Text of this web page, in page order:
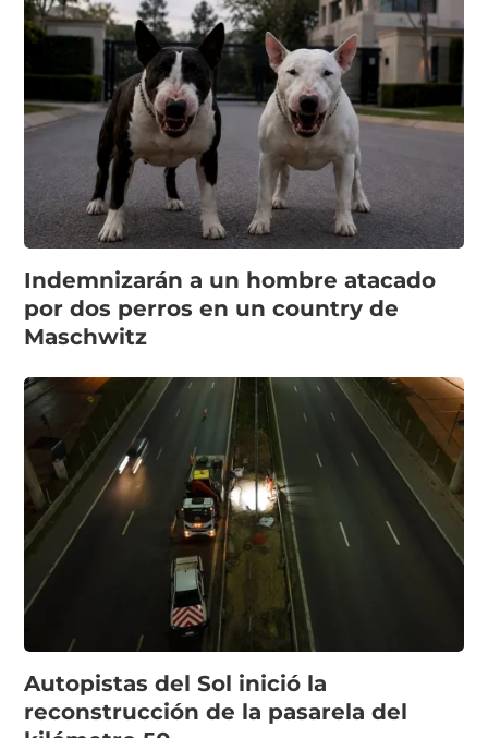
Indemnizarán a un hombre atacado
por dos perros en un country de
Maschwitz
Autopistas del Sol inició la
reconstrucción de la pasarela del